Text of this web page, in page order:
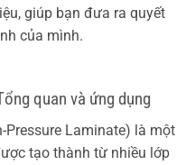
giúp bạn đưa ra quyết
của mình.
quan và ứng dụng
Pressure Laminate) là một
tạo thành từ nhiều lớp